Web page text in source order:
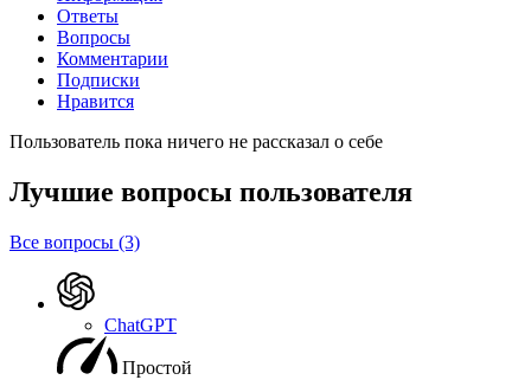
Ответы
Вопросы
Комментарии
Подписки
Нравится
Пользователь пока ничего не рассказал о себе
Лучшие вопросы пользователя
Все вопросы (3)
ChatGPT
Простой